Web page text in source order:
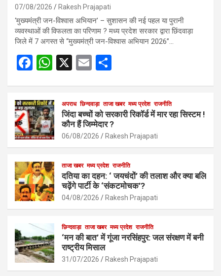
07/08/2026 Rakesh Prajapati
‘मुख्यमंत्री जन-विश्वास अभियान’ – सुशासन की नई पहल या पुरानी
व्यवस्थाओं की विफलता का परिणाम ? मध्य प्रदेश सरकार द्वारा छिंदवाड़ा
जिले में 7 अगस्त से “मुख्यमंत्री जन-विश्वास अभियान 2026”…
F
b
o
o
k
W
s
A
p
p
X
E
e
अपराध छिन्दवाड़ा ताजा खबर मध्य प्रदेश राजनीति
जिंदा बच्चों को सरकारी रिकॉर्ड में मार रहा सिस्टम !
कौन हैं जिम्मेदार ?
06/08/2026 Rakesh Prajapati
ताजा खबर मध्य प्रदेश राजनीति
दतिया का दहन: ‘ जयचंदों’ की तलाश और क्या बलि
चढ़ेंगे पार्टी के ‘संकटमोचक’?
04/08/2026 Rakesh Prajapati
छिन्दवाड़ा ताजा खबर मध्य प्रदेश राजनीति
‘मन की बात’ में गूंजा नरसिंहपुर: जल संरक्षण में बनी
राष्ट्रीय मिसाल
31/07/2026 Rakesh Prajapati